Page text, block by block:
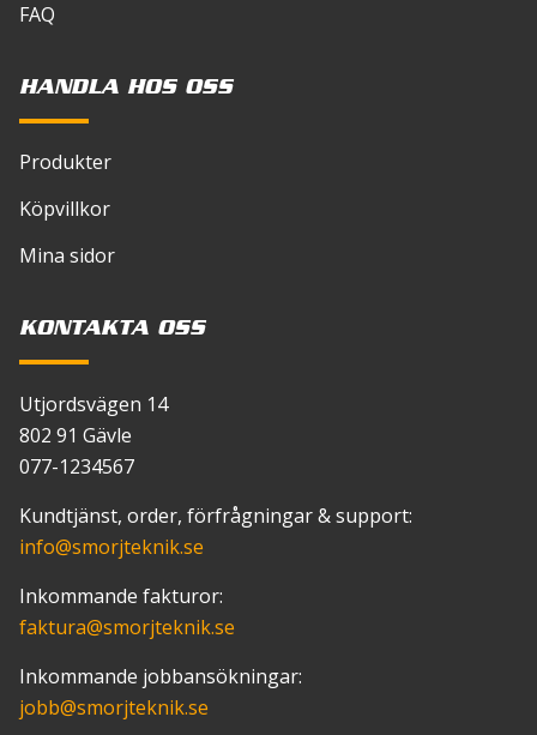
FAQ
HANDLA HOS OSS
Produkter
Köpvillkor
Mina sidor
KONTAKTA OSS
Utjordsvägen 14
802 91 Gävle
077-1234567
Kundtjänst, order, förfrågningar & support:
info@smorjteknik.se
Inkommande fakturor:
faktura@smorjteknik.se
Inkommande jobbansökningar:
jobb@smorjteknik.se